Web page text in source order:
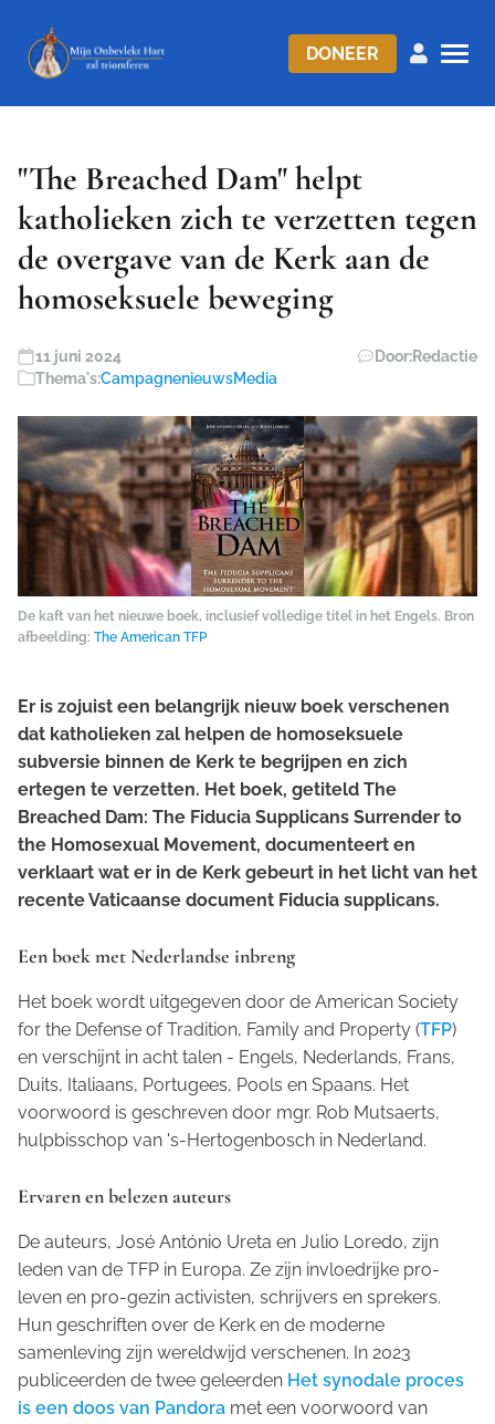
DONEER
"The Breached Dam" helpt
katholieken zich te verzetten tegen
de overgave van de Kerk aan de
homoseksuele beweging
11 juni 2024 Door:Redactie
Thema's:CampagnenieuwsMedia
De kaft van het nieuwe boek, inclusief volledige titel in het Engels. Bron
afbeelding: The American TFP
Er is zojuist een belangrijk nieuw boek verschenen
dat katholieken zal helpen de homoseksuele
subversie binnen de Kerk te begrijpen en zich
ertegen te verzetten. Het boek, getiteld The
Breached Dam: The Fiducia Supplicans Surrender to
the Homosexual Movement, documenteert en
verklaart wat er in de Kerk gebeurt in het licht van het
recente Vaticaanse document Fiducia supplicans.
Een boek met Nederlandse inbreng
Het boek wordt uitgegeven door de American Society
for the Defense of Tradition, Family and Property (TFP)
en verschijnt in acht talen - Engels, Nederlands, Frans,
Duits, Italiaans, Portugees, Pools en Spaans. Het
voorwoord is geschreven door mgr. Rob Mutsaerts,
hulpbisschop van 's-Hertogenbosch in Nederland.
Ervaren en belezen auteurs
De auteurs, José António Ureta en Julio Loredo, zijn
leden van de TFP in Europa. Ze zijn invloedrijke pro-
leven en pro-gezin activisten, schrijvers en sprekers.
Hun geschriften over de Kerk en de moderne
samenleving zijn wereldwijd verschenen. In 2023
publiceerden de twee geleerden Het synodale proces
is een doos van Pandora met een voorwoord van